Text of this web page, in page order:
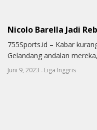
Nicolo Barella Jadi
755Sports.id – Kabar
Gelandang andalan
Juni 9, 2023 - Liga Inggris